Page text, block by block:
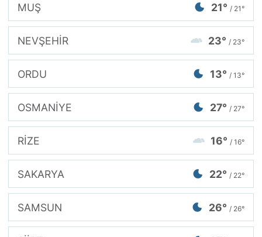
MUŞ 21° / 21°
NEVŞEHİR 23° / 23°
ORDU 13° / 13°
OSMANİYE 27° / 27°
RİZE 16° / 16°
SAKARYA 22° / 22°
SAMSUN 26° / 26°